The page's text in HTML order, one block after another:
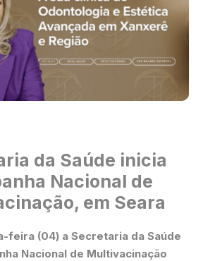
da Saúde inicia
Nacional de
em Seara
feira (04) a Secretaria da Saúde
Nacional de Multivacinação